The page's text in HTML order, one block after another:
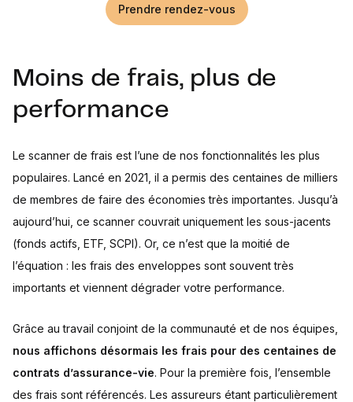
Prendre rendez-vous
Moins de frais, plus de
performance
Le scanner de frais est l’une de nos fonctionnalités les plus
populaires. Lancé en 2021, il a permis des centaines de milliers
de membres de faire des économies très importantes. Jusqu’à
aujourd’hui, ce scanner couvrait uniquement les sous-jacents
(fonds actifs, ETF, SCPI). Or, ce n’est que la moitié de
l’équation : les frais des enveloppes sont souvent très
importants et viennent dégrader votre performance.
Grâce au travail conjoint de la communauté et de nos équipes,
nous affichons désormais les frais pour des centaines de
contrats d’assurance-vie. Pour la première fois, l’ensemble
des frais sont référencés. Les assureurs étant particulièrement